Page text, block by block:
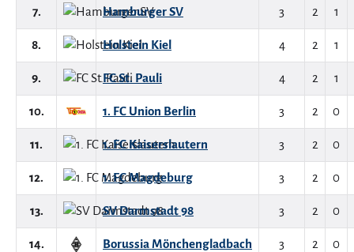
7. Hamburger SV 3 2 1
8. Holstein Kiel 4 2 1
9. FC St. Pauli 4 2 1
10. 1. FC Union Berlin 3 2 0
11. 1. FC Kaiserslautern 3 2 0
12. 1. FC Magdeburg 3 2 0
13. SV Darmstadt 98 3 2 0
14. Borussia Mönchengladbach 3 2 0